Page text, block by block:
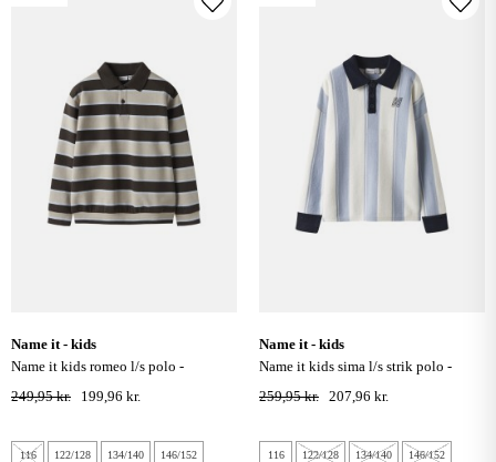
name it - kids
name it kids romeo l/s polo -
delicioso
249,95 kr. 199,96 kr.
116 122/128 134/140 146/152
name it - kids
name it kids sima l/s strik polo -
kentucky blue
259,95 kr. 207,96 kr.
116 122/128 134/140 146/152